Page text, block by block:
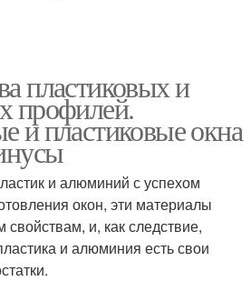
пластиковых и
профилей.
пластиковые окна
и алюминий с успехом
окон, эти материалы
и, как следствие,
и алюминия есть свои